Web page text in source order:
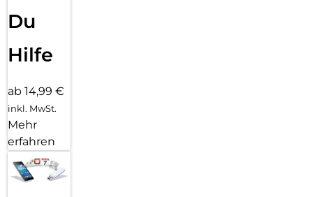
Du
Hilfe
ab 14,99 €
inkl. MwSt.
Mehr
erfahren